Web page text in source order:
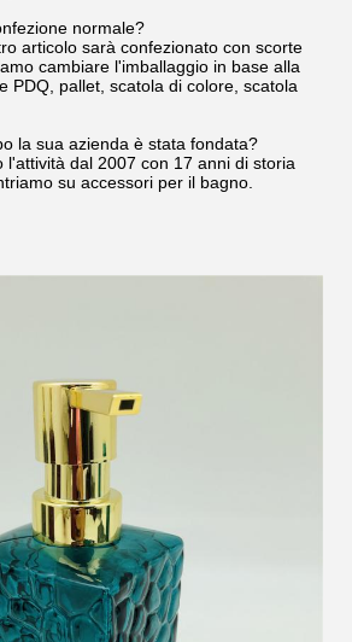
normale?
articolo sarà confezionato con scorte
cambiare l'imballaggio in base alla
PDQ, pallet, scatola di colore, scatola
la sua azienda è stata fondata?
l'attività dal 2007 con 17 anni di storia
su accessori per il bagno.